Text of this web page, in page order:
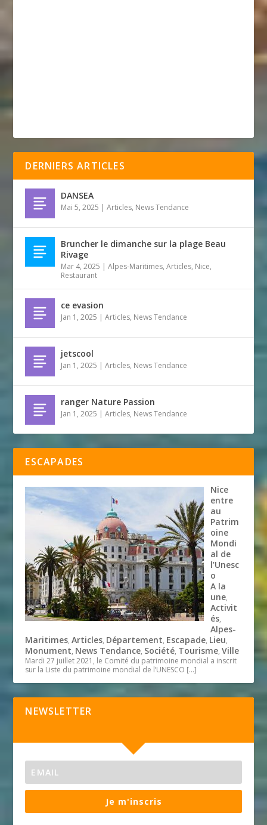
DERNIERS ARTICLES
DANSEA
Mai 5, 2025 |Articles, News Tendance
Bruncher le dimanche sur la plage Beau
Rivage
Mar 4, 2025 |Alpes-Maritimes,Articles, Nice,
Restaurant
ce evasion
Jan 1, 2025 |Articles, News Tendance
jetscool
Jan 1, 2025 |Articles, News Tendance
ranger Nature Passion
Jan 1, 2025 |Articles, News Tendance
ESCAPADES
Nice
entre
au
Patrim
oine
Mondi
al de
l’Unesc
o
A la
une,
Activit
és,
Alpes-
Maritimes,Articles, Département, Escapade, Lieu,
Monument, News Tendance, Société, Tourisme,Ville
Mardi 27 juillet 2021, le Comité du patrimoine mondial a inscrit
sur la Liste du patrimoine mondial de l’UNESCO […]
NEWSLETTER
Je m'inscris